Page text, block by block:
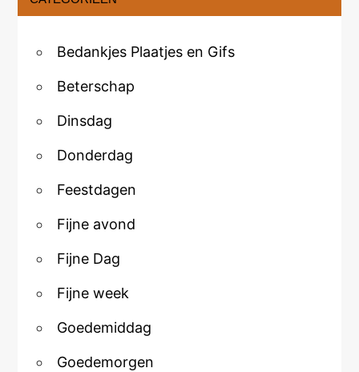
Bedankjes Plaatjes en Gifs
Beterschap
Dinsdag
Donderdag
Feestdagen
Fijne avond
Fijne Dag
Fijne week
Goedemiddag
Goedemorgen